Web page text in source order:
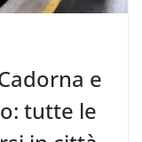
e
tutte le